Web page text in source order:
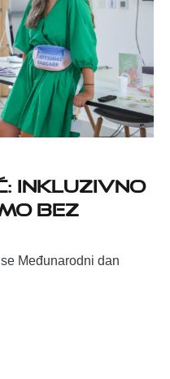
Inkluzivno
bez
Međunarodni dan